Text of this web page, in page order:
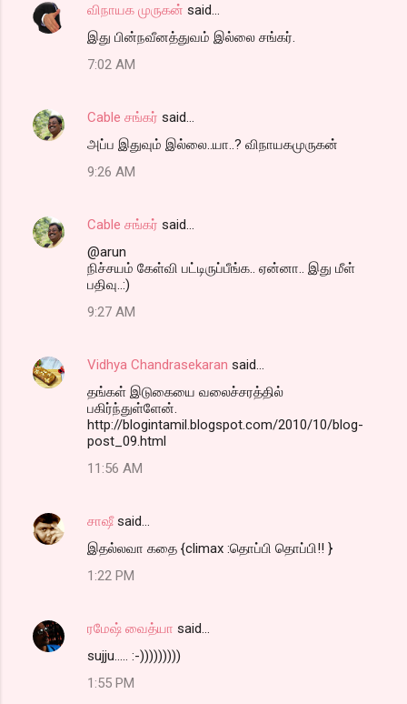
விநாயக முருகன் said…
இ‌து பின்நவீனத்துவம் இல்லை சங்கர்.
7:02 AM
Cable சங்கர் said…
அப்ப இதுவும் இல்லை..யா..? விநாயகமுருகன்
9:26 AM
Cable சங்கர் said…
@arun
நிச்சயம் கேள்வி பட்டிருப்பீங்க.. ஏன்னா.. இது மீள்
பதிவு..:)
9:27 AM
Vidhya Chandrasekaran said…
தங்கள் இடுகையை வலைச்சரத்தில்
பகிர்ந்துள்ளேன்.
http://blogintamil.blogspot.com/2010/10/blog-
post_09.html
11:56 AM
சாஷீsaid…
இதல்லவா கதை {climax :தொப்பி தொப்பி!! }
1:22 PM
ரமேஷ் வைத்யா said…
sujju..... :-)))))))))
1:55 PM